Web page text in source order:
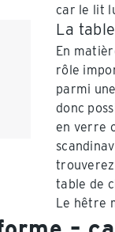
car le lit
La
En
rôle
parmi
donc
en verre
trouverez
table de
Le hêtre